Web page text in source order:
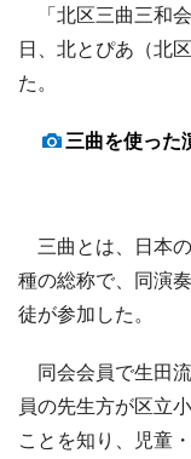
「北区三曲三和
日、北とぴあ（北
た。
三曲を使った
三曲とは、日本
種の総称で、同演
徒が参加した。
同会会員で生田
員の先生方が区立
ことを知り、児童